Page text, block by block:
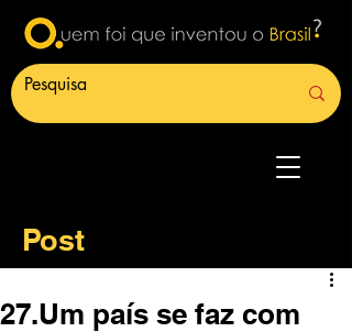
Post
27.Um país se faz com